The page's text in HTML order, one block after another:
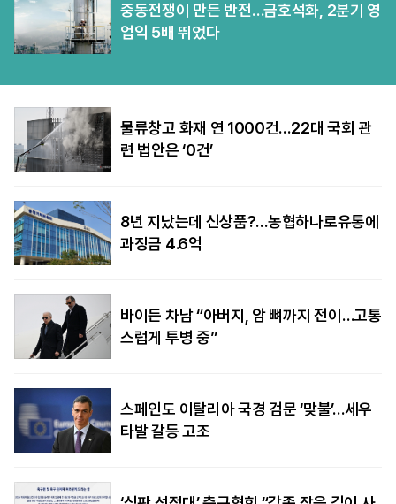
중동전쟁이 만든 반전…금호석화, 2분기 영
업익 5배 뛰었다
물류창고 화재 연 1000건…22대 국회 관
련 법안은 ‘0건’
8년 지났는데 신상품?…농협하나로유통에
과징금 4.6억
바이든 차남 “아버지, 암 뼈까지 전이…고통
스럽게 투병 중”
스페인도 이탈리아 국경 검문 ‘맞불’…세우
타발 갈등 고조